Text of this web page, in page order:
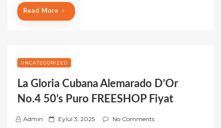
Read More
UNCATEGORIZED
La Gloria Cubana Alemarado D’Or
No.4 50’s Puro FREESHOP Fiyat
Admin
P Eylül 3, 2025 No Comments